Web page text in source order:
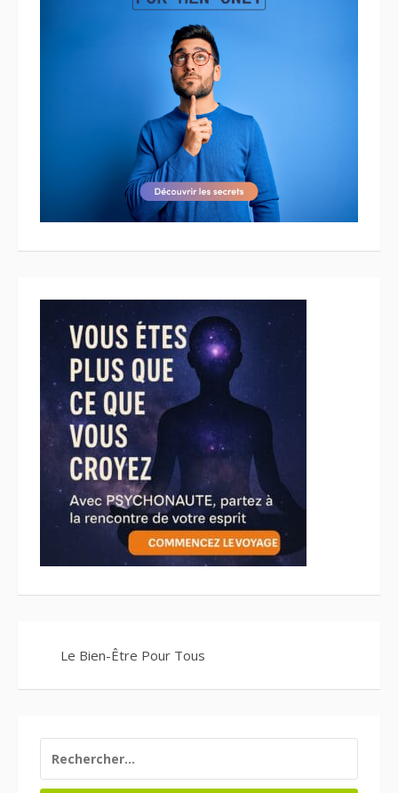
Le Bien-Être Pour Tous